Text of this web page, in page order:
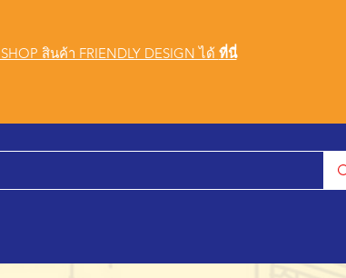
สินค้า FRIENDLY DESIGN ได้ ที่นี่